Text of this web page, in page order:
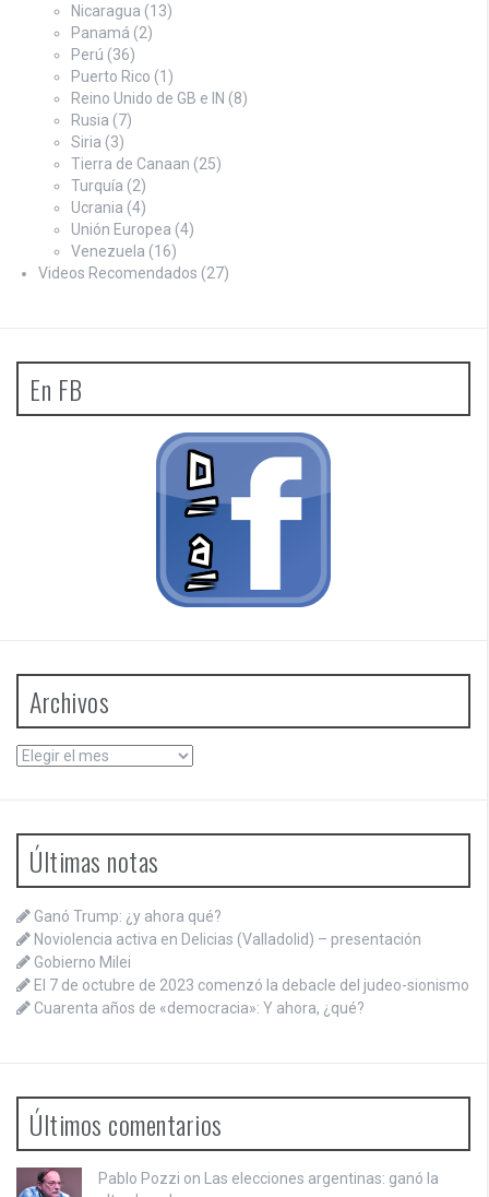
Nicaragua (13)
Panamá (2)
Perú (36)
Puerto Rico (1)
Reino Unido de GB e IN (8)
Rusia (7)
Siria (3)
Tierra de Canaan (25)
Turquía (2)
Ucrania (4)
Unión Europea (4)
Venezuela (16)
Videos Recomendados (27)
En FB
Archivos
Archivos
Últimas notas
Ganó Trump: ¿y ahora qué?
Noviolencia activa en Delicias (Valladolid) – presentación
Gobierno Milei
El 7 de octubre de 2023 comenzó la debacle del judeo-sionismo
Cuarenta años de «democracia»: Y ahora, ¿qué?
Últimos comentarios
Pablo Pozzi on
Las elecciones argentinas: ganó la